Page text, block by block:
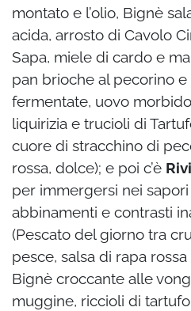
montato e l’olio, Bignè
acida, arrosto di Cavolo
Sapa, miele di cardo e
pan brioche al pecorino
fermentate, uovo
liquirizia e trucioli di
cuore di stracchino di
rossa, dolce); e poi c’è
per immergersi nei
abbinamenti e contrasti
(Pescato del giorno tra
pesce, salsa di rapa
Bignè croccante alle
muggine, riccioli di